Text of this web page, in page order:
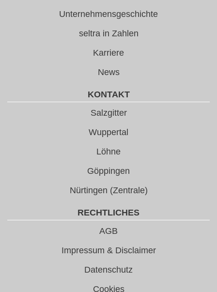
Unternehmensgeschichte
seltra in Zahlen
Karriere
News
KONTAKT
Salzgitter
Wuppertal
Löhne
Göppingen
Nürtingen (Zentrale)
RECHTLICHES
AGB
Impressum & Disclaimer
Datenschutz
Cookies